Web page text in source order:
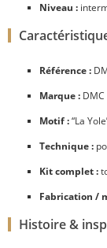
Niveau :
Référence :
Marque : DMC
Motif :“La
Technique :
Kit complet :
Fabrication /
Histoire &